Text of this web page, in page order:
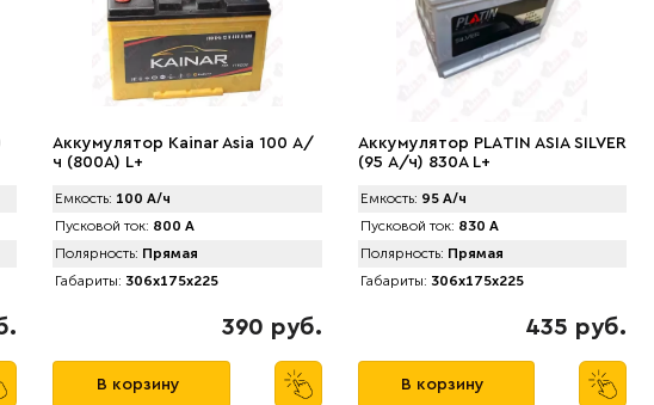
Аккумулятор Kainar Asia 100 А/
ч (800A) L+
Емкость: 100 А/ч
Пусковой ток: 800 А
Полярность: Прямая
Габариты: 306x175x225
390 руб.
В корзину
Аккумулятор PLАTIN ASIA SILVER
(95 А/ч) 830A L+
Емкость: 95 А/ч
Пусковой ток: 830 А
Полярность: Прямая
Габариты: 306x175x225
435 руб.
В корзину